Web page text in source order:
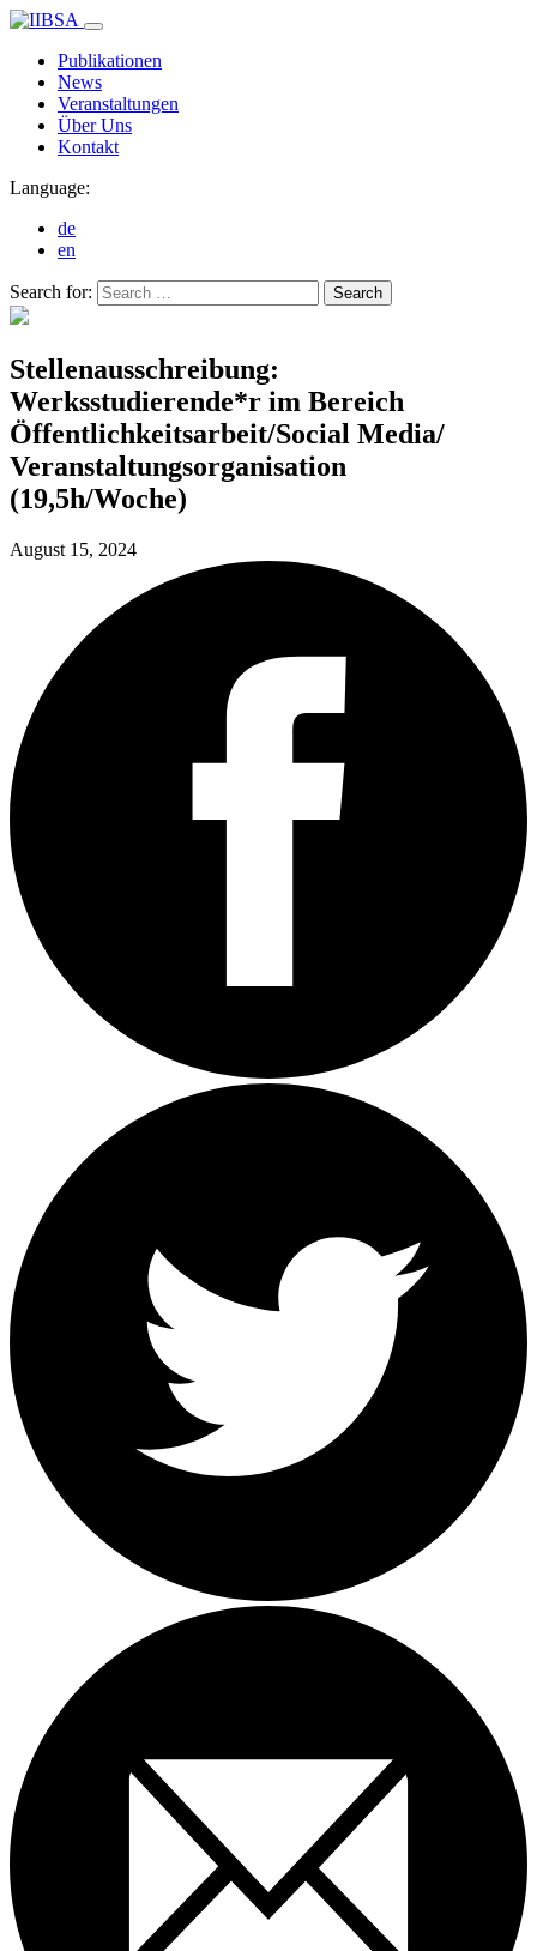
Publikationen
News
Veranstaltungen
Über Uns
Kontakt
Language:
de
en
Search for: Search
Stellenausschreibung:
Werksstudierende*r im Bereich
Öffentlichkeitsarbeit/Social Media/
Veranstaltungsorganisation
(19,5h/Woche)
August 15, 2024